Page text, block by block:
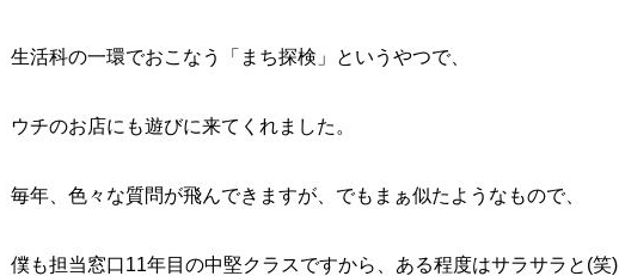
生活科の一環でおこなう「まち探検」というやつで、
ウチのお店にも遊びに来てくれました。
毎年、色々な質問が飛んできますが、でもまぁ似たようなもので、
僕も担当窓口11年目の中堅クラスですから、ある程度はサラサラと(笑)